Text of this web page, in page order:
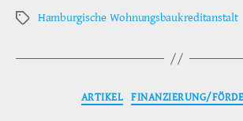
Schlagwörter
Hamburgische Wohnungsbaukreditanstalt
Kategorien
ARTIKEL FINANZIERUNG/